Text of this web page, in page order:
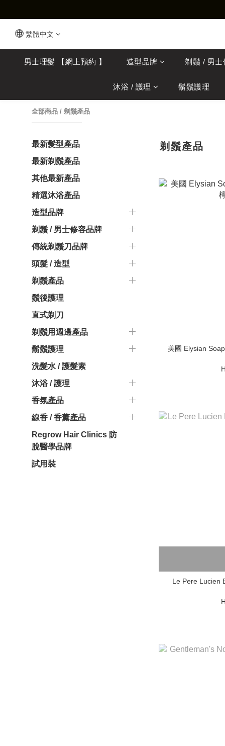
繁體中文
男士理髮 【網上預約 】 造型品牌 剃鬚 / 男士
沐浴 / 護理 鬍鬚護理
全部商品 / 剃鬚產品
最新髮型產品
最新剃鬚產品
其他最新產品
精選沐浴產品
造型品牌
剃鬚 / 男士修容品牌
傳統剃鬚刀品牌
頭髮 / 造型
剃鬚產品
鬚後護理
直式剃刀
剃鬚用週邊產品
鬍鬚護理
洗髮水 / 護髮素
沐浴 / 護理
香氛產品
線香 / 香薰產品
Regrow Hair Clinics 防
脫醫學品牌
試用裝
剃鬚產品
美國 Elysian
Le Pere Lucien